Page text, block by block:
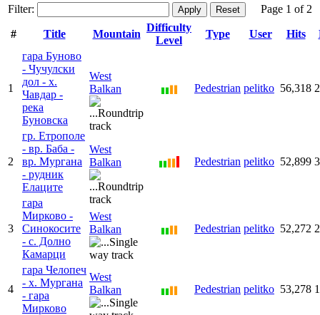
Filter:
Apply Reset Page 1 of 2
# Title Mountain
Difficulty
Level
Type User Hits
1
гара Буново
- Чучулски
дол - х.
Чавдар -
река
Буновска
West
Balkan
Pedestrian pelitko 56,318
2
гр. Етрополе
- вр. Баба -
вр. Мургана
- рудник
Елаците
West
Balkan
Pedestrian pelitko 52,899
3
гара
Мирково -
Синокосите
- с. Долно
Камарци
West
Balkan
Pedestrian pelitko 52,272
4
гара Челопеч
- х. Мургана
- гара
Мирково
West
Balkan
Pedestrian pelitko 53,278